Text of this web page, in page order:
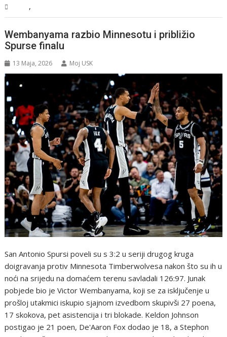
,
Wembanyama razbio Minnesotu i približio
Spurse finalu
13 Maja, 2026 Moj USK
San Antonio Spursi poveli su s 3:2 u seriji drugog kruga
doigravanja protiv Minnesota Timberwolvesa nakon što su ih u
noći na srijedu na domaćem terenu savladali 126:97. Junak
pobjede bio je Victor Wembanyama, koji se za isključenje u
prošloj utakmici iskupio sjajnom izvedbom skupivši 27 poena,
17 skokova, pet asistencija i tri blokade. Keldon Johnson
postigao je 21 poen, De'Aaron Fox dodao je 18, a Stephon